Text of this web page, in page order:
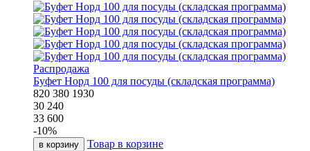
Распродажа
Буфет Норд 100 для посуды (складская программа)
820 380 1930
30 240
33 600
-10%
в корзину Товар в корзине